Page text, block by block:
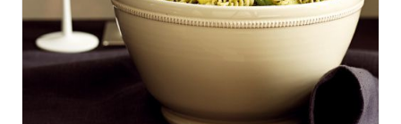
KOOKBOEKEN